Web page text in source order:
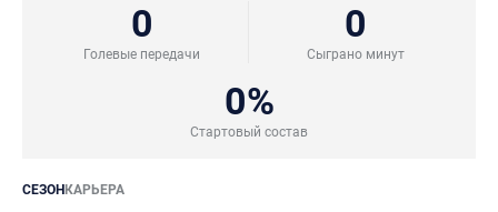
0
Голевые передачи
0
Сыграно минут
0%
Стартовый состав
СЕЗОНКАРЬЕРА